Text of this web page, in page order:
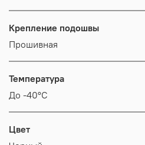
Крепление подошвы
Прошивная
Температура
До -40°С
Цвет